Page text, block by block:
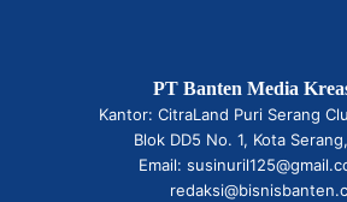
PT Banten Media
Kantor: CitraLand Puri Serang
Blok DD5 No. 1, Kota
Email: